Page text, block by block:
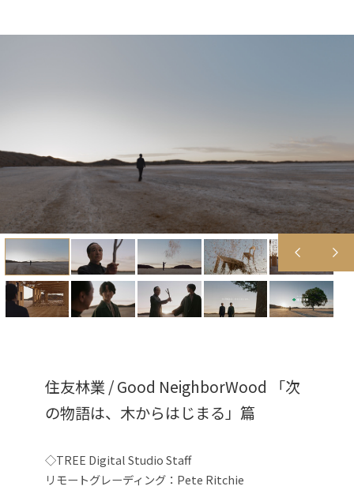
住友林業 / Good NeighborWood 「次
の物語は、木からはじまる」篇
◇TREE Digital Studio Staff
リモートグレーディング：Pete Ritchie